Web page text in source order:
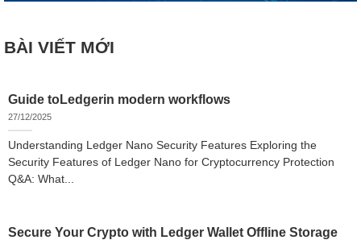
BÀI VIẾT MỚI
Guide toLedgerin modern workflows
27/12/2025
Understanding Ledger Nano Security Features Exploring the
Security Features of Ledger Nano for Cryptocurrency Protection
Q&A: What...
Secure Your Crypto with Ledger Wallet Offline Storage